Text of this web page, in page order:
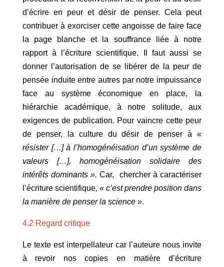
d’écrire en peur et désir de penser. Cela peut
contribuer à exorciser cette angoisse de faire face
la page blanche et la souffrance liée à notre
rapport à l’écriture scientifique. Il faut aussi se
donner l’autorisation de se libérer de la peur de
pensée induite entre autres par notre impuissance
face au système économique en place, la
hiérarchie académique, à notre solitude, aux
exigences de publication. Pour vaincre cette peur
de penser, la culture du désir de penser à
«
résister […] à l’homogénéisation d’un système de
valeurs […], homogénéisation solidaire des
intérêts dominants ». Car, chercher à caractériser
l’écriture scientifique, « c’est prendre position dans
la manière de penser la science ».
4.2 Regard critique
Le texte est interpellateur car l’auteure nous invite
à revoir nos copies en matière d’écriture